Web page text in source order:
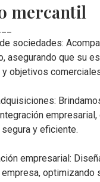
mercantil
sociedades:
asegurando que su
objetivos
y eficiente.
empresarial:
optimizando